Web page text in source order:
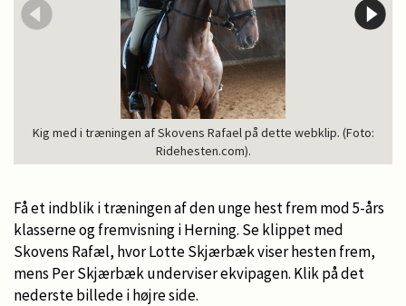
Kig med i træningen af Skovens Rafael på dette webklip. (Foto:
Ridehesten.com).
Få et indblik i træningen af den unge hest frem mod 5-års
klasserne og fremvisning i Herning. Se klippet med
Skovens Rafæl, hvor Lotte Skjærbæk viser hesten frem,
mens Per Skjærbæk underviser ekvipagen. Klik på det
nederste billede i højre side.